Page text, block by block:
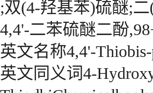
;双(4-羟基苯)硫醚;
4,4'-二苯硫醚二酚
英文名称4,4'-Thiobis-
英文同义词4-